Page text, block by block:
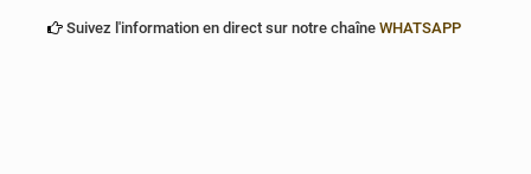
Suivez l'information en direct sur notre chaîne WHATSAPP